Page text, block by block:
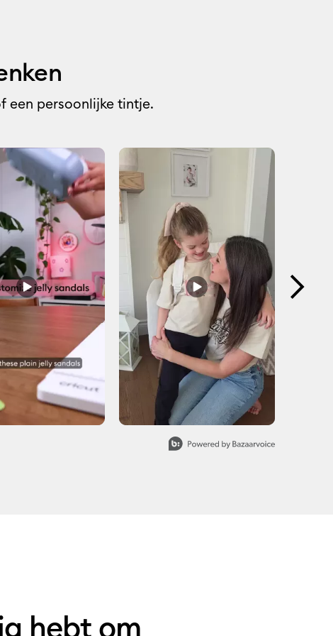
een persoonlijke tintje.
hebt om